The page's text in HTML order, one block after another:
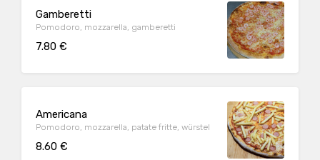
Gamberetti
Pomodoro, mozzarella, gamberetti
7.80 €
Americana
Pomodoro, mozzarella, patate fritte, würstel
8.60 €